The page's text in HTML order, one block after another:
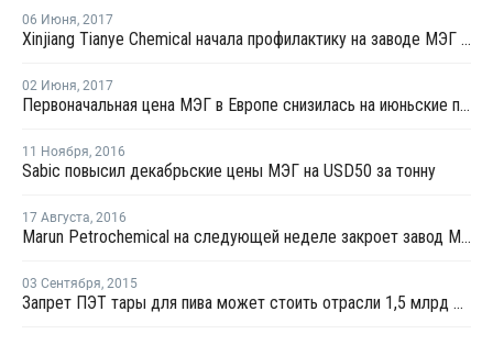
06 Июня, 2017
Xinjiang Tianye Chemical начала профилактику на заводе МЭГ в Китае
02 Июня, 2017
Первоначальная цена МЭГ в Европе снизилась на июньские поставки на EUR10 за тонну
11 Ноября, 2016
Sabic повысил декабрьские цены МЭГ на USD50 за тонну
17 Августа, 2016
Marun Petrochemical на следующей неделе закроет завод МЭГ в Иране на профилактику
03 Сентября, 2015
Запрет ПЭТ тары для пива может стоить отрасли 1,5 млрд рублей